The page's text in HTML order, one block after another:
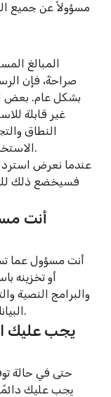
مسؤولاً عن جميع
المبالغ
صراحةً، فإن
بشكل عام. بعض
غير قابلة
النطاق
الاستخدام والتكاليف المتكبدة بالفعل نيابة عنك.
عندما نعرض
فسيخضع ذلك
أنت مسؤول عما
أو تخزينه
والبرامج النصية
البيانات وبيانات الاعتماد والمحتوى الخاص بك.
حتى في حالة
يجب عليك